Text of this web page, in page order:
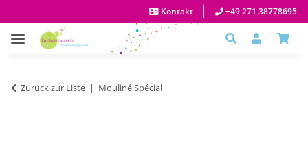
Kontakt +49 271 38778695
Zurück zur Liste Mouliné Spécial